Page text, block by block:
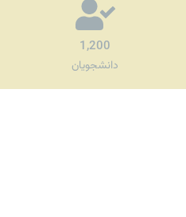
دانشجویان
1,200